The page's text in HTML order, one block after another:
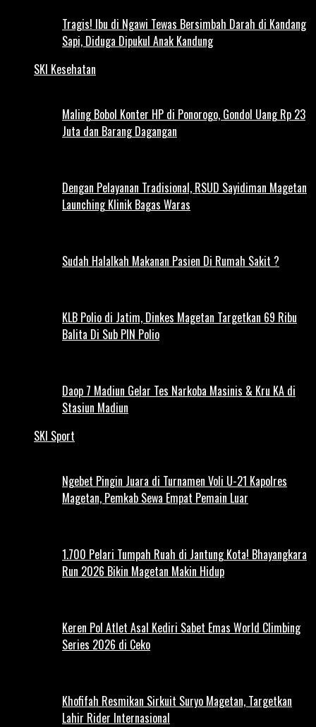
Tragis! Ibu di Ngawi Tewas Bersimbah Darah di Kandang
Sapi, Diduga Dipukul Anak Kandung
SKI Kesehatan
Maling Bobol Konter HP di Ponorogo, Gondol Uang Rp 23
Juta dan Barang Dagangan
Dengan Pelayanan Tradisional, RSUD Sayidiman Magetan
Launching Klinik Bagas Waras
Sudah Halalkah Makanan Pasien Di Rumah Sakit ?
KLB Polio di Jatim, Dinkes Magetan Targetkan 69 Ribu
Balita Di Sub PIN Polio
Daop 7 Madiun Gelar Tes Narkoba Masinis & Kru KA di
Stasiun Madiun
SKI Sport
Ngebet Pingin Juara di Turnamen Voli U-21 Kapolres
Magetan, Pemkab Sewa Empat Pemain Luar
1.700 Pelari Tumpah Ruah di Jantung Kota! Bhayangkara
Run 2026 Bikin Magetan Makin Hidup
Keren Pol Atlet Asal Kediri Sabet Emas World Climbing
Series 2026 di Ceko
Khofifah Resmikan Sirkuit Suryo Magetan, Targetkan
Lahir Rider Internasional